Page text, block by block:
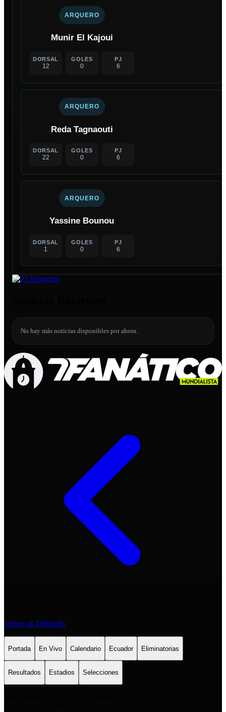
ARQUERO
Munir El Kajoui
DORSAL
12
GOLES
0
PJ
6
ARQUERO
Reda Tagnaouti
DORSAL
22
GOLES
0
PJ
6
ARQUERO
Yassine Bounou
DORSAL
1
GOLES
0
PJ
6
No hay más noticias disponibles por ahora.
Volver al Telégrafo
Portada En Vivo Calendario Ecuador Eliminatorias
Resultados Estadios Selecciones